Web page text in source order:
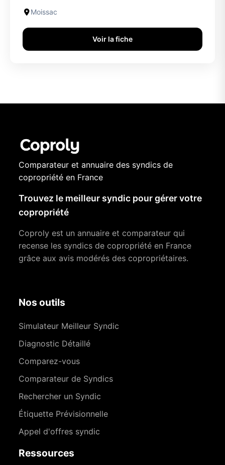
Moissac
Voir la fiche
Comparateur et annuaire des syndics de
copropriété en France
Trouvez le meilleur syndic pour gérer votre
copropriété
Coproly est un annuaire et comparateur qui
recense les syndics de copropriété en France
grâce aux avis modérés des copropriétaires.
Nos outils
Simulateur Meilleur Syndic
Diagnostic Détaillé
Comparez-vous
Comparateur de Syndics
Rechercher un Syndic
Étiquette Prévisionnelle
Appel d'offres syndic
Ressources